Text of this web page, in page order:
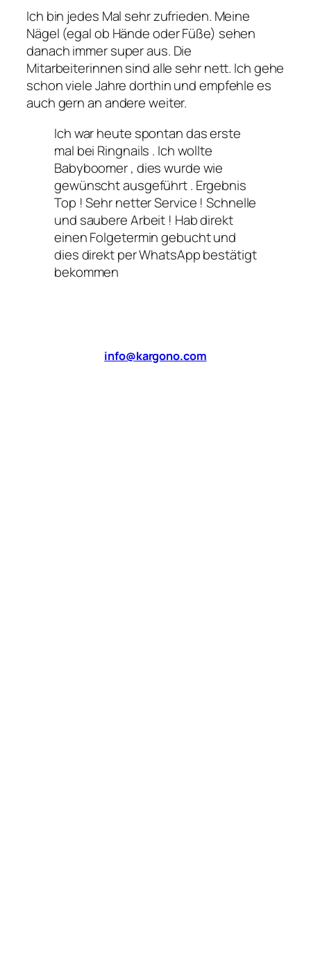
Ich bin jedes Mal sehr zufrieden. Meine
Nägel (egal ob Hände oder Füße) sehen
danach immer super aus. Die
Mitarbeiterinnen sind alle sehr nett. Ich gehe
schon viele Jahre dorthin und empfehle es
auch gern an andere weiter.
Ich war heute spontan das erste
mal bei Ringnails . Ich wollte
Babyboomer , dies wurde wie
gewünscht ausgeführt . Ergebnis
Top ! Sehr netter Service ! Schnelle
und saubere Arbeit ! Hab direkt
einen Folgetermin gebucht und
dies direkt per WhatsApp bestätigt
bekommen
info@kargono.com